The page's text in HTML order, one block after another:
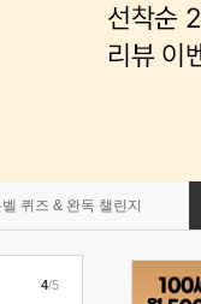
퀴즈 & 완독 챌린지
4/5